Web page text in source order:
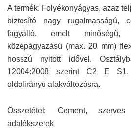
A termék: Folyékonyágyas, azaz
biztosító nagy rugalmasságú,
fagyálló, emelt minőségű,
középágyazású (max. 20 mm)
hosszú nyitott idővel.
12004:2008 szerint C2 E S1.
oldalirányú alakváltozásra.
Összetétel: Cement,
adalékszerek